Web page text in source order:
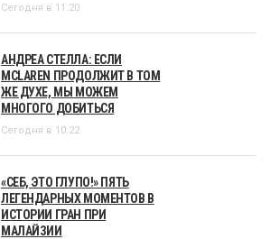
Сегодня в 11:20
АНДРЕА СТЕЛЛА: ЕСЛИ
MCLAREN ПРОДОЛЖИТ В ТОМ
ЖЕ ДУХЕ, МЫ МОЖЕМ
МНОГОГО ДОБИТЬСЯ
Сегодня в 10:22
«СЕБ, ЭТО ГЛУПО!» ПЯТЬ
ЛЕГЕНДАРНЫХ МОМЕНТОВ В
ИСТОРИИ ГРАН ПРИ
МАЛАЙЗИИ